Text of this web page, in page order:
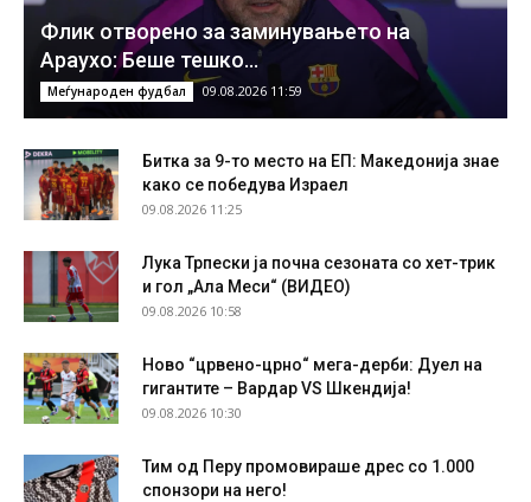
Флик отворено за заминувањето на
Араухо: Беше тешко…
Меѓународен фудбал 09.08.2026 11:59
Битка за 9-то место на ЕП: Македонија знае
како се победува Израел
09.08.2026 11:25
Лука Трпески ја почна сезоната со хет-трик
и гол „Ала Меси“ (ВИДЕО)
09.08.2026 10:58
Ново “црвено-црно“ мега-дерби: Дуел на
гигантите – Вардар VS Шкендија!
09.08.2026 10:30
Тим од Перу промовираше дрес со 1.000
спонзори на него!